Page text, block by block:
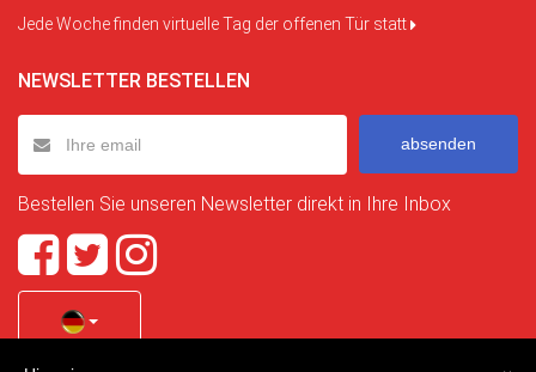
Jede Woche finden virtuelle Tag der offenen Tür statt
NEWSLETTER BESTELLEN
absenden
Bestellen Sie unseren Newsletter direkt in Ihre Inbox